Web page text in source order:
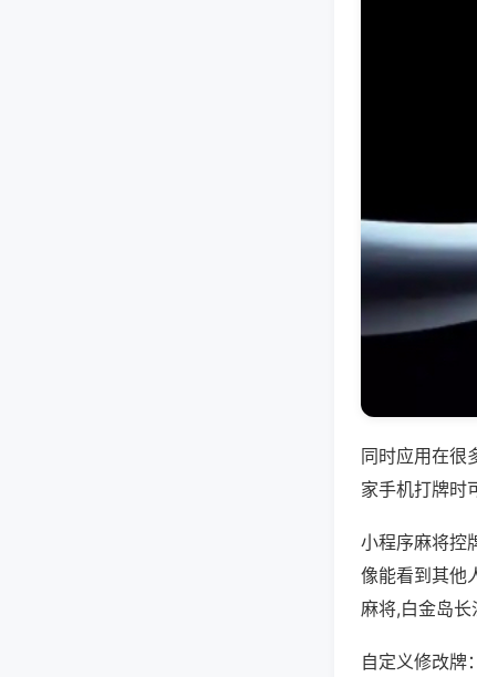
同时应用在很
家手机打牌时
小程序麻将控
像能看到其他
麻将,白金岛长
自定义修改牌